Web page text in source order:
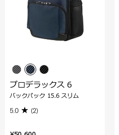
プロデラックス 6
バックパック 15.6 スリム
5.0 (2)